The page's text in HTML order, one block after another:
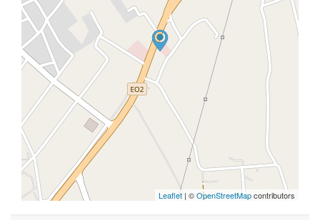
Leaflet | ©OpenStreetMapcontributors